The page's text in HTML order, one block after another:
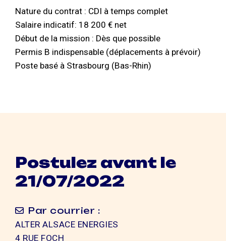
Nature du contrat : CDI à temps complet
Salaire indicatif: 18 200 € net
Début de la mission : Dès que possible
Permis B indispensable (déplacements à prévoir)
Poste basé à Strasbourg (Bas-Rhin)
Postulez avant le
21/07/2022
Par courrier :
ALTER ALSACE ENERGIES
4 RUE FOCH